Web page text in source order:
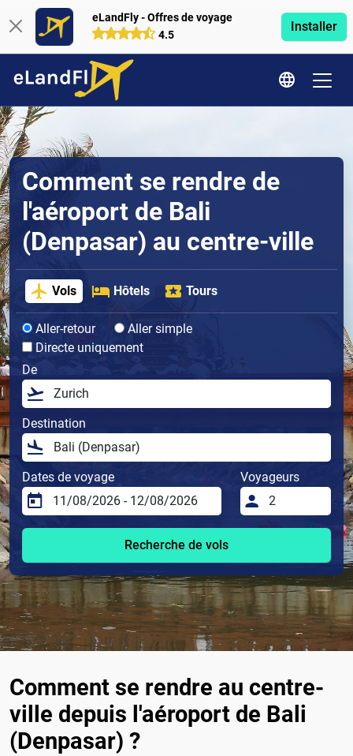
eLandFly - Offres de voyage
4.5
Installer
Comment se rendre de
l'aéroport de Bali
(Denpasar) au centre-ville
Vols Hôtels Tours
Aller-retour
Aller simple
Directe uniquement
De
Destination
Dates de voyage Voyageurs
Recherche de vols
Comment se rendre au centre-
ville depuis l'aéroport de Bali
(Denpasar) ?